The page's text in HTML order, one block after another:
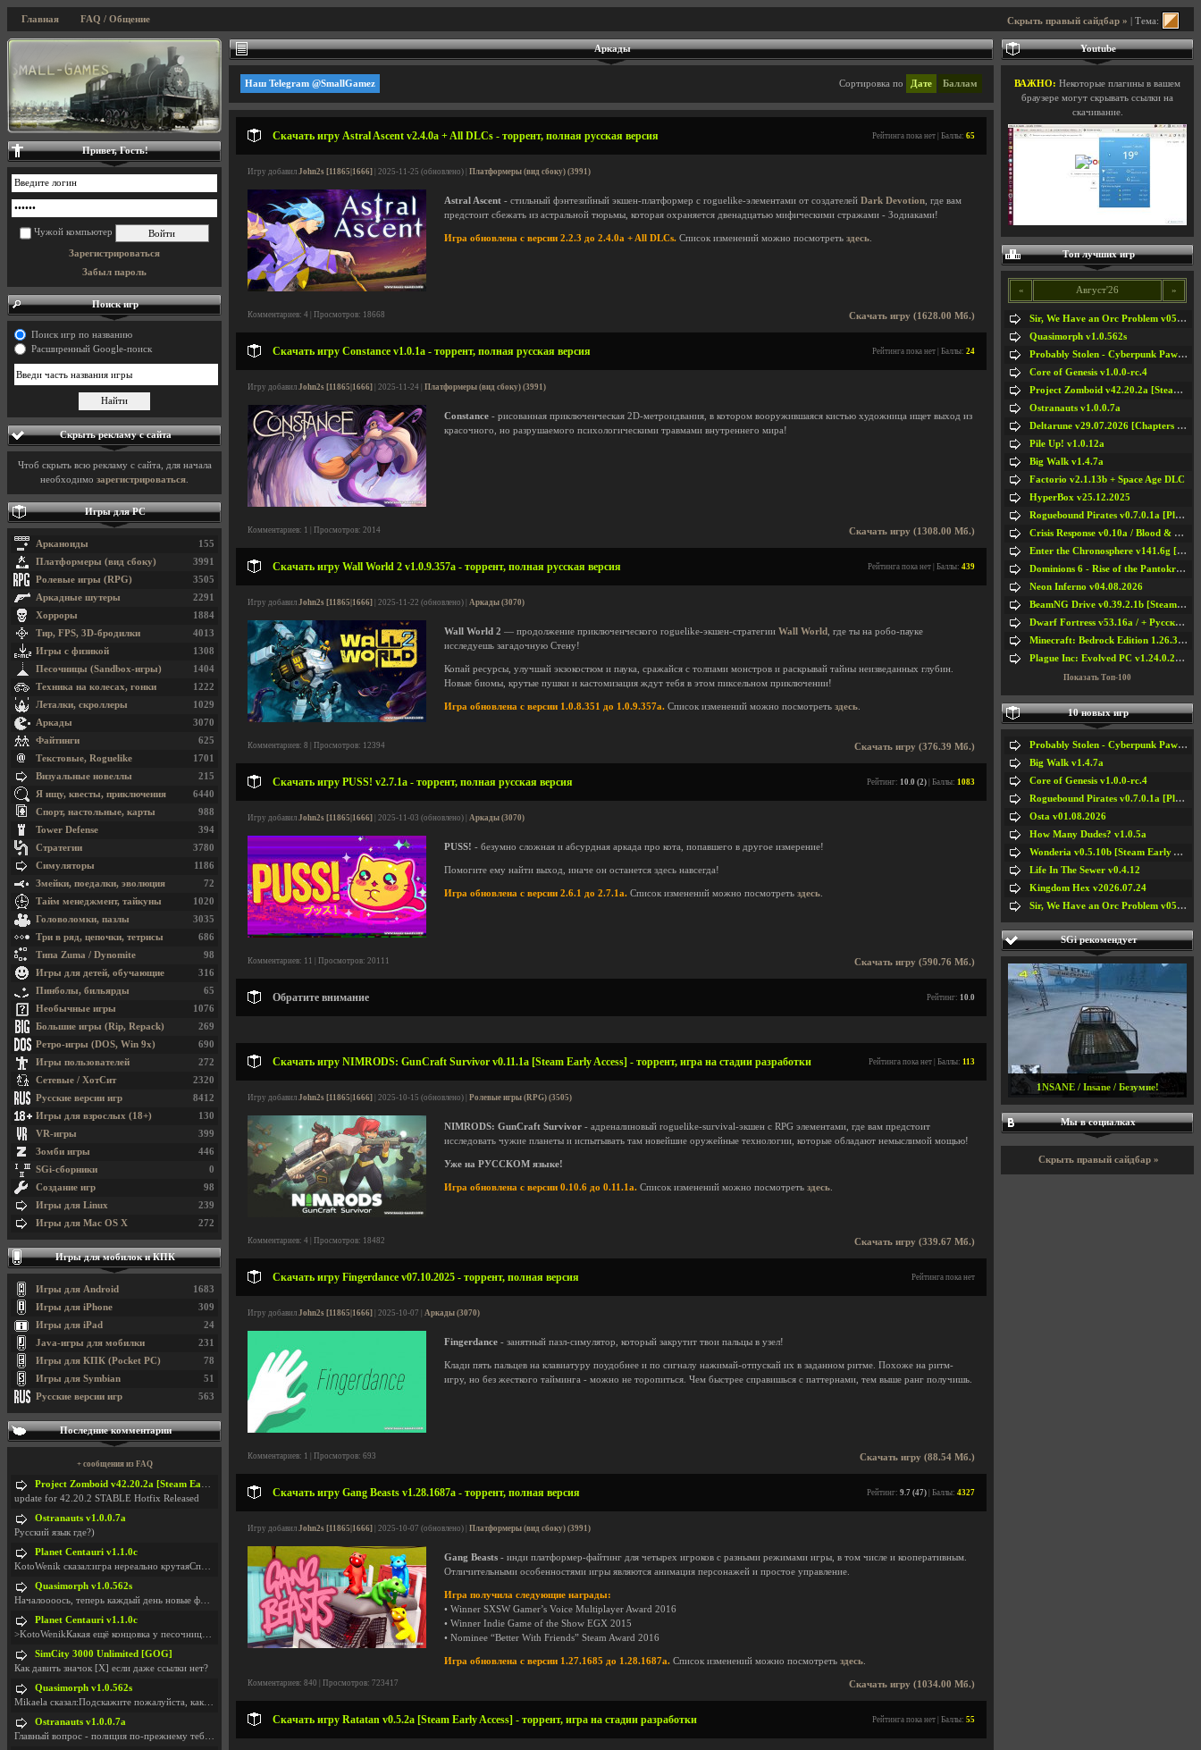
Скрыть правый сайдбар » | Тема:
Главная FAQ / Общение
Аркады
Сортировка по Дате Баллам
Наш Telegram @SmallGamez
Скачать игру Astral Ascent v2.4.0a + All DLCs - торрент, полная русская версия Рейтинга пока нет | Баллы: 65
Игру добавил John2s [11865|1666] | 2025-11-25 (обновлено) | Платформеры (вид сбоку) (3991)
Astral Ascent - стильный фэнтезийный экшен-платформер с roguelike-элементами от создателей Dark Devotion , где вам
предстоит сбежать из астральной тюрьмы, которая охраняется двенадцатью мифическими стражами - Зодиаками!
Игра обновлена с версии 2.2.3 до 2.4.0a + All DLCs. Список изменений можно посмотреть здесь
Скачать игру (1628.00 Мб.)
Комментариев: 4 | Просмотров: 18668
Скачать игру Constance v1.0.1a - торрент, полная русская версия Рейтинга пока нет | Баллы: 24
Игру добавил John2s [11865|1666] | 2025-11-24 | Платформеры (вид сбоку) (3991)
Constance - рисованная приключенческая 2D-метроидвания, в котором вооружившаяся кистью художница ищет выход из
красочного, но разрушаемого психологическими травмами внутреннего мира!
Скачать игру (1308.00 Мб.)
Комментариев: 1 | Просмотров: 2014
Скачать игру Wall World 2 v1.0.9.357a - торрент, полная русская версия Рейтинга пока нет | Баллы: 439
Игру добавил John2s [11865|1666] | 2025-11-22 (обновлено) | Аркады (3070)
Wall World 2 — продолжение приключенческого roguelike-экшен-стратегии Wall World
, где ты на робо-пауке
исследуешь загадочную Стену!
Копай ресурсы, улучшай экзокостюм и паука, сражайся с толпами монстров и раскрывай тайны неизведанных глубин.
Новые биомы, крутые пушки и кастомизация ждут тебя в этом пиксельном приключении!
Игра обновлена с версии 1.0.8.351 до 1.0.9.357a. Список изменений можно посмотреть здесь
Скачать игру (376.39 Мб.)
Комментариев: 8 | Просмотров: 12394
Скачать игру PUSS! v2.7.1a - торрент, полная русская версия Рейтинг: 10.0 (2) | Баллы: 1083
Игру добавил John2s [11865|1666] | 2025-11-03 (обновлено) | Аркады (3070)
PUSS! - безумно сложная и абсурдная аркада про кота, попавшего в другое измерение!
Помогите ему найти выход, иначе он останется здесь навсегда!
Игра обновлена с версии 2.6.1 до 2.7.1a. Список изменений можно посмотреть здесь
Скачать игру (590.76 Мб.)
Комментариев: 11 | Просмотров: 20111
Обратите внимание Рейтинг: 10.0
Скачать игру NIMRODS: GunCraft Survivor v0.11.1a [Steam Early Access] - торрент, игра на стадии разработки Рейтинга пока нет | Баллы: 113
Игру добавил John2s [11865|1666] | 2025-10-15 (обновлено) | Ролевые игры (RPG) (3505)
NIMRODS: GunCraft Survivor - адреналиновый roguelike-survival-экшен с RPG элементами, где вам предстоит
исследовать чужие планеты и испытывать там новейшие оружейные технологии, которые обладают немыслимой мощью!
Уже на РУССКОМ языке!
Игра обновлена с версии 0.10.6 до 0.11.1a. Список изменений можно посмотреть здесь
Скачать игру (339.67 Мб.)
Комментариев: 4 | Просмотров: 18482
Скачать игру Fingerdance v07.10.2025 - торрент, полная версия Рейтинга пока нет
Игру добавил John2s [11865|1666] | 2025-10-07 | Аркады (3070)
Fingerdance - занятный пазл-симулятор, который закрутит твои пальцы в узел!
Клади пять пальцев на клавиатуру поудобнее и по сигналу нажимай-отпускай их в заданном ритме. Похоже на ритм-
игру, но без жесткого тайминга - можно не торопиться. Чем быстрее справишься с паттернами, тем выше ранг получишь.
Скачать игру (88.54 Мб.)
Комментариев: 1 | Просмотров: 693
Скачать игру Gang Beasts v1.28.1687a - торрент, полная версия Рейтинг: 9.7 (47) | Баллы: 4327
Игру добавил John2s [11865|1666] | 2025-10-07 (обновлено) | Платформеры (вид сбоку) (3991)
Gang Beasts - инди платформер-файтинг для четырех игроков с разными режимами игры, в том числе и кооперативным.
Отличительными особенностями игры являются анимация персонажей и простое управление.
Игра получила следующие награды:
• Winner SXSW Gamer’s Voice Multiplayer Award 2016
• Winner Indie Game of the Show EGX 2015
• Nominee “Better With Friends” Steam Award 2016
Игра обновлена с версии 1.27.1685 до 1.28.1687a. Список изменений можно посмотреть здесь
Скачать игру (1034.00 Мб.)
Комментариев: 840 | Просмотров: 723417
Скачать игру Ratatan v0.5.2a [Steam Early Access] - торрент, игра на стадии разработки Рейтинга пока нет | Баллы: 55
Привет, Гость!
Чужой компьютер
Зарегистрироваться
Забыл пароль
Поиск игр
Поиск игр по названию
Расширенный Google-поиск
Скрыть рекламу с сайта
Чтоб скрыть всю рекламу с сайта, для начала
необходимо зарегистрироваться
Игры для PC
155
Арканоиды
3991
Платформеры (вид сбоку)
3505
Ролевые игры (RPG)
2291
Аркадные шутеры
1884
Хорроры
4013
Тир, FPS, 3D-бродилки
1308
Игры с физикой
1404
Песочницы (Sandbox-игры)
1222
Техника на колесах, гонки
1029
Леталки, скроллеры
3070
Аркады
625
Файтинги
1701
Текстовые, Roguelike
215
Визуальные новеллы
6440
Я ищу, квесты, приключения
988
Спорт, настольные, карты
394
Tower Defense
3780
Стратегии
1186
Симуляторы
72
Змейки, поедалки, эволюция
1020
Тайм менеджмент, тайкуны
3035
Головоломки, пазлы
686
Три в ряд, цепочки, тетрисы
98
Типа Zuma / Dynomite
316
Игры для детей, обучающие
65
Пинболы, бильярды
1076
Необычные игры
269
Большие игры (Rip, Repack)
690
Ретро-игры (DOS, Win 9x)
272
Игры пользователей
2320
Сетевые / ХотСит
8412
Русские версии игр
130
Игры для взрослых (18+)
399
VR-игры
446
Зомби игры
0
SGi-сборники
98
Создание игр
239
Игры для Linux
272
Игры для Mac OS X
Игры для мобилок и КПК
1683
Игры для Android
309
Игры для iPhone
24
Игры для iPad
231
Java-игры для мобилки
78
Игры для КПК (Pocket PC)
51
Игры для Symbian
563
Русские версии игр
Последние комментарии
+ сообщения из FAQ
Project Zomboid v42.20.2a [Steam Early Access]
update for 42.20.2 STABLE Hotfix Released
Ostranauts v1.0.0.7a
Русский язык где?)
Planet Centauri v1.1.0c
KotoWenik сказал:игра нереально крутаяСпасибо )))
Quasimorph v1.0.562s
Началоооось, теперь каждый день новые фиксики, баг
Planet Centauri v1.1.0c
>KotoWenikКакая ещё концовка у песочницы?..
SimCity 3000 Unlimited [GOG]
Как давить значок [X] если даже ссылки нет?
Quasimorph v1.0.562s
Mikaela сказал:Подскажите пожалуйста, как скачать
Ostranauts v1.0.0.7a
Главный вопрос - полиция по-прежнему тебя таранит
Youtube
ВАЖНО: Некоторые плагины в вашем
браузере могут скрывать ссылки на
скачивание.
Топ лучших игр
« Август'26 »
Sir, We Have an Orc Problem v05.08.2026
Quasimorph v1.0.562s
Probably Stolen - Cyberpunk Pawnshop Simulator v048c [Playtest]
Core of Genesis v1.0.0-rc.4
Project Zomboid v42.20.2a [Steam Early Access]
Ostranauts v1.0.0.7a
Deltarune v29.07.2026 [Chapters 1-5] / + RUS [Chapters 1-5]
Pile Up! v1.0.12a
Big Walk v1.4.7a
Factorio v2.1.13b + Space Age DLC
HyperBox v25.12.2025
Roguebound Pirates v0.7.0.1a [Playtest]
Crisis Response v0.10a / Blood & Bullet
Enter the Chronosphere v141.6g [Steam Early Access]
Dominions 6 - Rise of the Pantokrator v6.35a
Neon Inferno v04.08.2026
BeamNG Drive v0.39.2.1b [Steam Early Access]
Dwarf Fortress v53.16a / + Русская Версия v50.12a
Minecraft: Bedrock Edition 1.26.33.1a / + TLauncher v2.89
Plague Inc: Evolved PC v1.24.0.2a + All DLCs
Показать Топ-100
10 новых игр
Probably Stolen - Cyberpunk Pawnshop Simulator v048c [Playtest]
Big Walk v1.4.7a
Core of Genesis v1.0.0-rc.4
Roguebound Pirates v0.7.0.1a [Playtest]
Osta v01.08.2026
How Many Dudes? v1.0.5a
Wonderia v0.5.10b [Steam Early Access]
Life In The Sewer v0.4.12
Kingdom Hex v2026.07.24
Sir, We Have an Orc Problem v05.08.2026
SGi рекомендует
1NSANE / Insane / Безумие!
Мы в социалках
Скрыть правый сайдбар »